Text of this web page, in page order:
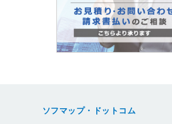
ソフマップ・ドットコム